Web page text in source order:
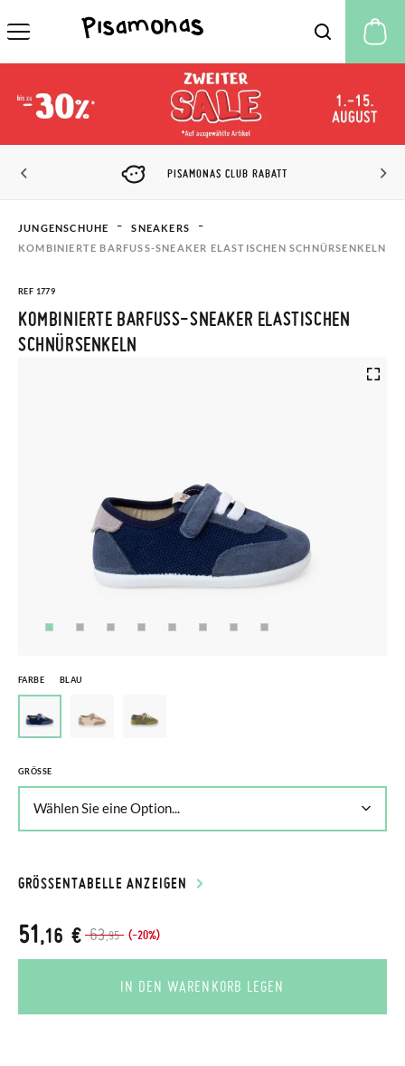
PISAMONAS CLUB RABATT
JUNGENSCHUHE
SNEAKERS
KOMBINIERTE BARFUSS-SNEAKER ELASTISCHEN SCHNÜRSENKELN
REF 1779
KOMBINIERTE BARFUSS-SNEAKER ELASTISCHEN S
CHNÜRSENKELN
FARBE BLAU
GRÖSSE
GRÖSSENTABELLE ANZEIGEN
63,95 (-20%)
51,16 €
IN DEN WARENKORB LEGEN